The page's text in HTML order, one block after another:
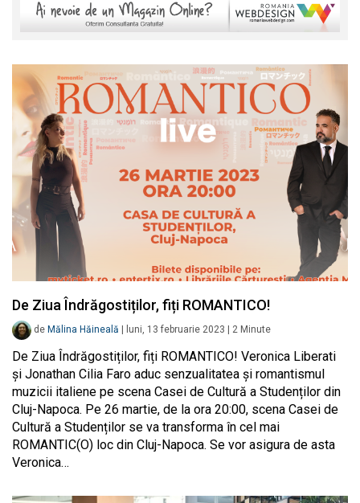
De Ziua Îndrăgostiților, fiți ROMANTICO!
de Mălina Hăineală luni, 13 februarie 2023 2 Minute
De Ziua Îndrăgostiților, fiți ROMANTICO! Veronica Liberati
și Jonathan Cilia Faro aduc senzualitatea și romantismul
muzicii italiene pe scena Casei de Cultură a Studenților din
Cluj-Napoca. Pe 26 martie, de la ora 20:00, scena Casei de
Cultură a Studenților se va transforma în cel mai
ROMANTIC(O) loc din Cluj-Napoca. Se vor asigura de asta
Veronica…